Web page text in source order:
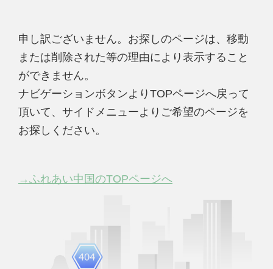
申し訳ございません。お探しのページは、移動
または削除された等の理由により表示すること
ができません。
ナビゲーションボタンよりTOPページへ戻って
頂いて、サイドメニューよりご希望のページを
お探しください。
→ふれあい中国のTOPページへ